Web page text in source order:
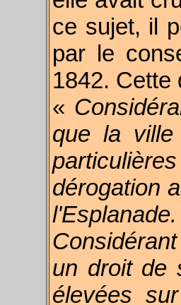
ce sujet, il
par le
1842. Cette
«
que la ville
dérogation
l'Esplanade.
un droit de
élevées